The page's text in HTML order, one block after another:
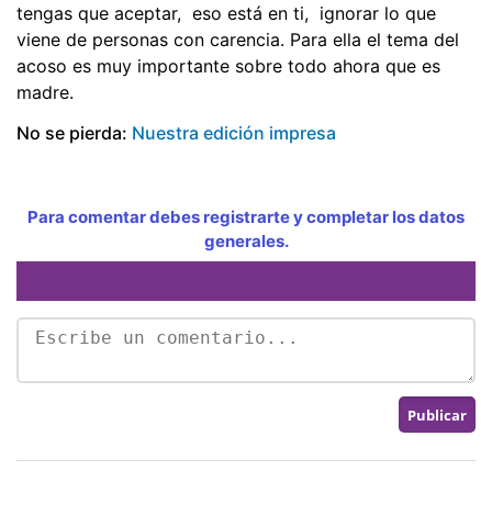
tengas que aceptar, eso está en ti, ignorar lo que
viene de personas con carencia. Para ella el tema del
acoso es muy importante sobre todo ahora que es
madre.
No se pierda: Nuestra edición impresa
Para comentar debes registrarte y completar los datos
generales.